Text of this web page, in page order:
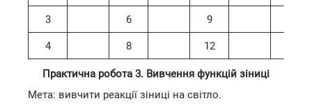
3 6 9
4 8 12
Практична робота 3. Вивчення функцій зіниці
Мета: вивчити реакції зіниці на світло.